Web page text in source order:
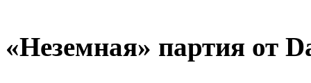
«Неземная» партия от